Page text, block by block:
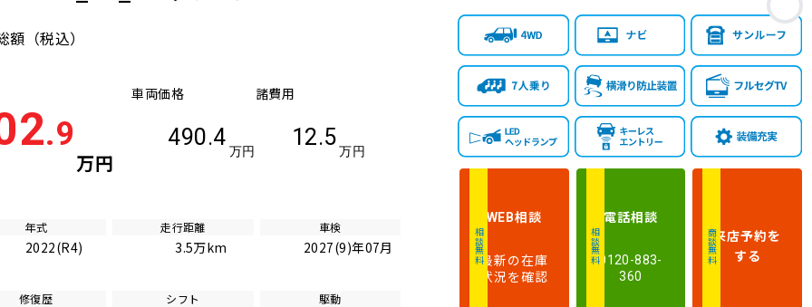
額 （税込）
.9
万円
車両価格
490.4
万円
諸費用
12.5
万円
年式
2022(R4)
走行距離
3.5万km
車検
2027(9)年07月
修復歴 シフト 駆動
相談無料
WEB相談
最新の在庫
状況を確認
相談無料
電話相談
0120-883-
360
商談無料来店予約を
する